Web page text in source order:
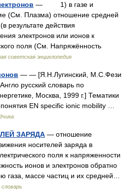
— 1) в газе и
(См. Плазма) отношение средней
результате действия
электронов или ионов к
поля (См. Напряжённость
советская энциклопедия
— — [Я.Н.Лугинский, М.С.Фези
русский словарь по
Москва, 1999 г.] Тематики
понятия EN specific ionic mobility …
ЗАРЯДА — отношение
носителей заряда в
поля к напряженности
ионов и электронов обратно
газа, массе частиц и их средней…